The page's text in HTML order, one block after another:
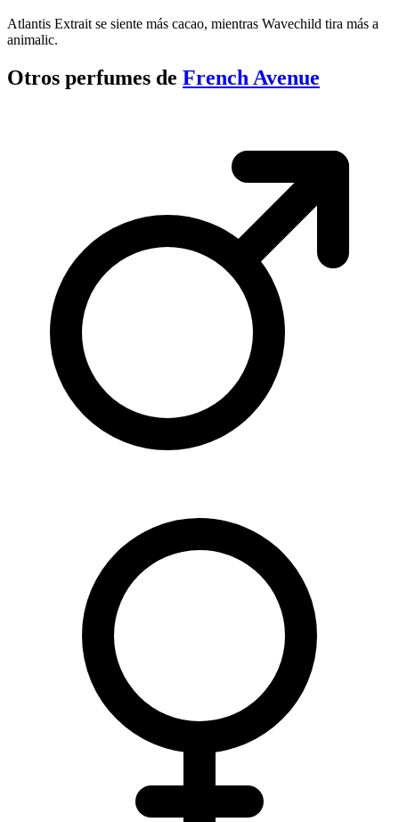
Atlantis Extrait se siente más cacao, mientras Wavechild tira más a
animalic.
Otros perfumes de French Avenue